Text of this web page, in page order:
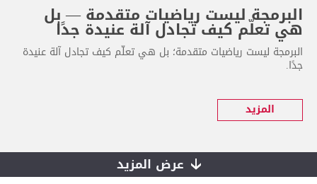
البرمجة ليست رياضيات متقدمة — بل
هي تعلّم كيف تجادل آلة عنيدة جدًا
البرمجة ليست رياضيات متقدمة؛ بل هي تعلّم كيف تجادل آلة عنيدة
جدًا.
المزيد
عرض المزيد